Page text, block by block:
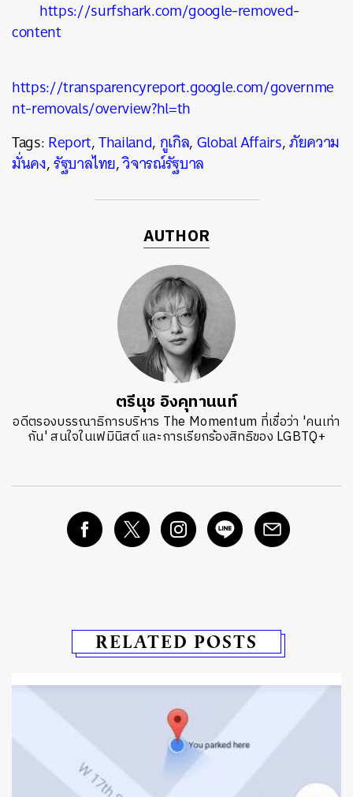
https://surfshark.com/google-removed-
content
https://transparencyreport.google.com/governme
nt-removals/overview?hl=th
Tags:Report,Thailand,กูเกิล,Global Affairs,ภัยความ
มั่นคง,รัฐบาลไทย,วิจารณ์รัฐบาล
AUTHOR
ตรีนุช อิงคุทานนท์
อดีตรองบรรณาธิการบริหาร The Momentum ที่เชื่อว่า 'คนเท่า
กัน' สนใจในเฟมินิสต์ และการเรียกร้องสิทธิของ LGBTQ+
RELATED POSTS